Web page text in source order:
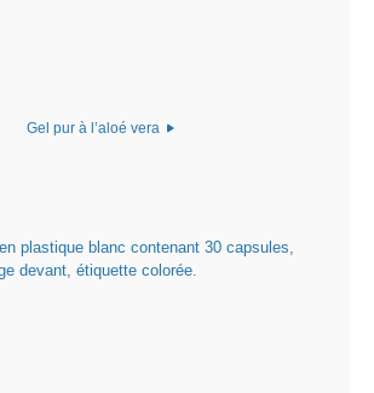
Gel pur à l’aloé vera